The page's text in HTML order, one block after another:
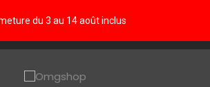
du 3 au 14 août inclus